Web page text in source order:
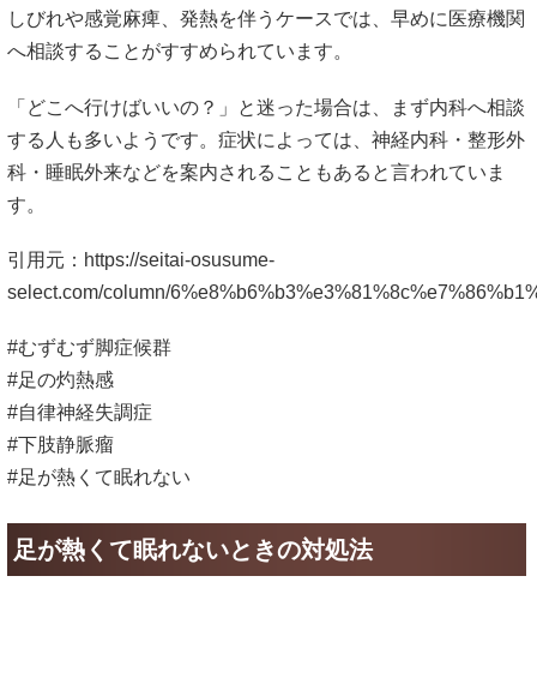
しびれや感覚麻痺、発熱を伴うケースでは、早めに医療機関
へ相談することがすすめられています。
「どこへ行けばいいの？」と迷った場合は、まず内科へ相談
する人も多いようです。症状によっては、神経内科・整形外
科・睡眠外来などを案内されることもあると言われていま
す。
引用元： https://seitai-osusume-
select.com/column/
#むずむず脚症候群
#足の灼熱感
#自律神経失調症
#下肢静脈瘤
#足が熱くて眠れない
足が熱くて眠れないときの対処法